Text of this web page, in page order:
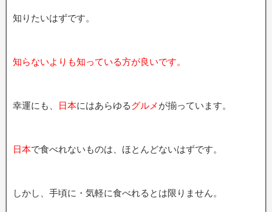
知りたいはずです。
知らないよりも知っている方が良いです。
幸運にも、 日本にはあらゆるグルメ が揃っています。
日本で食べれないものは、ほとんどないはずです。
しかし、手頃に・気軽に食べれるとは限りません。